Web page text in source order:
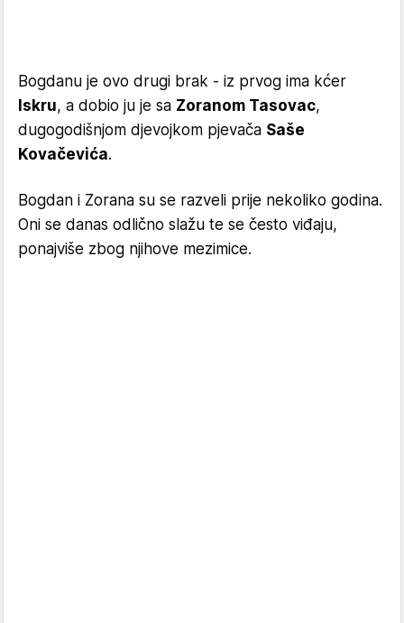
Bogdanu je ovo drugi brak - iz prvog ima kćer
Iskru, a dobio ju je sa Zoranom Tasovac,
dugogodišnjom djevojkom pjevača Saše
Kovačevića.
Bogdan i Zorana su se razveli prije nekoliko godina.
Oni se danas odlično slažu te se često viđaju,
ponajviše zbog njihove mezimice.